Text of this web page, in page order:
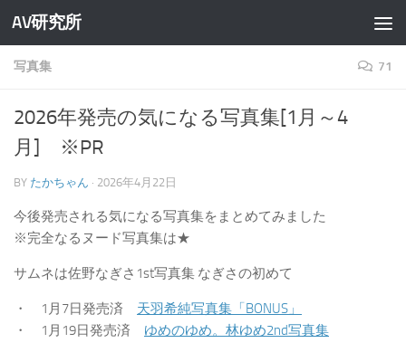
コンテンツへスキップ
AV研究所
写真集 71
2026年発売の気になる写真集[1月～4
月] ※PR
BY たかちゃん · 2026年4月22日
今後発売される気になる写真集をまとめてみました
※完全なるヌード写真集は★
サムネは佐野なぎさ1st写真集 なぎさの初めて
・ 1月7日発売済 天羽希純写真集「BONUS」
・ 1月19日発売済 ゆめのゆめ。林ゆめ2nd写真集